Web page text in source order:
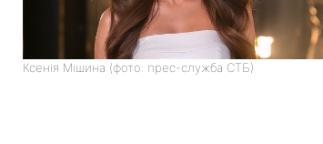
Ксенія Мішина (фото: прес-служба СТБ)